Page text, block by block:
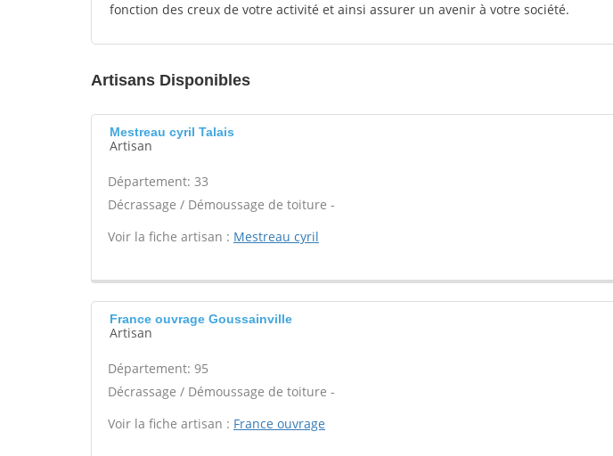
fonction des creux de votre activité et ainsi assurer un avenir à votre société.
Artisans Disponibles
Mestreau cyril Talais
Artisan
Département: 33
Décrassage / Démoussage de toiture -
Voir la fiche artisan : Mestreau cyril
France ouvrage Goussainville
Artisan
Département: 95
Décrassage / Démoussage de toiture -
Voir la fiche artisan : France ouvrage